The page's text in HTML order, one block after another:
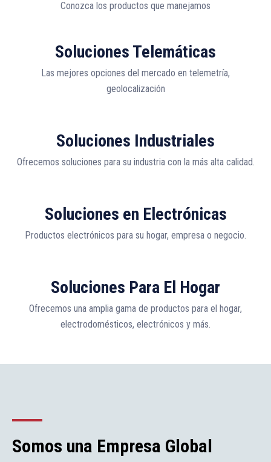
Conozca los productos que manejamos
Soluciones Telemáticas
Las mejores opciones del mercado en telemetría,
geolocalización
Soluciones Industriales
Ofrecemos soluciones para su industria con la más alta calidad.
Soluciones en Electrónicas
Productos electrónicos para su hogar, empresa o negocio.
Soluciones Para El Hogar
Ofrecemos una amplia gama de productos para el hogar,
electrodomésticos, electrónicos y más.
Somos una Empresa Global